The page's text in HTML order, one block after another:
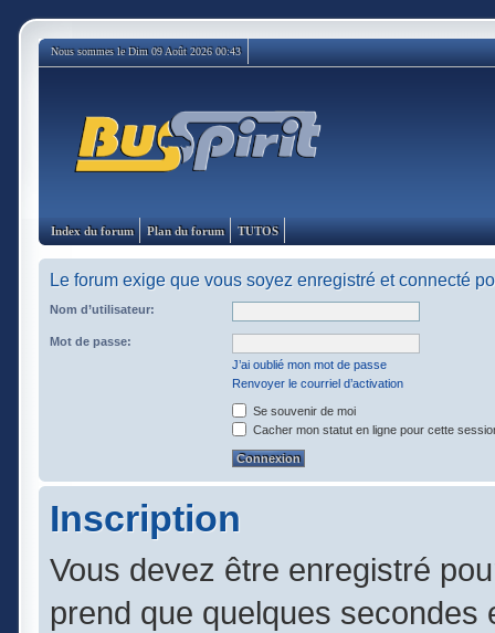
Nous sommes le Dim 09 Août 2026 00:43
Index du forum Plan du forum TUTOS
Le forum exige que vous soyez enregistré et connecté
Nom d’utilisateur:
Mot de passe:
J’ai oublié mon mot de passe
Renvoyer le courriel d’activation
Se souvenir de moi
Cacher mon statut en ligne pour cette
Inscription
Vous devez être enregistré
prend que quelques